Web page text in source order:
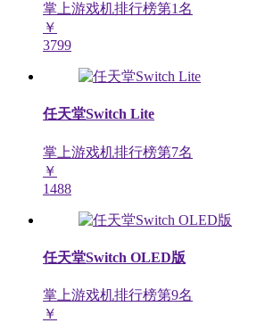
掌上游戏机排行榜第1名
￥
3799
任天堂Switch Lite
掌上游戏机排行榜第7名
￥
1488
任天堂Switch OLED版
掌上游戏机排行榜第9名
￥